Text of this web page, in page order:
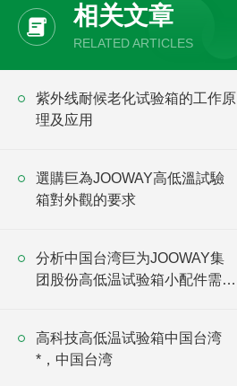
相关文章
RELATED ARTICLES
紫外线耐候老化试验箱的工作原
理及应用
選購巨為JOOWAY高低溫試驗
箱對外觀的要求
分析中国台湾巨为JOOWAY集
团股份高低温试验箱小配件需具
高科技高低温试验箱中国台湾
*，中国台湾